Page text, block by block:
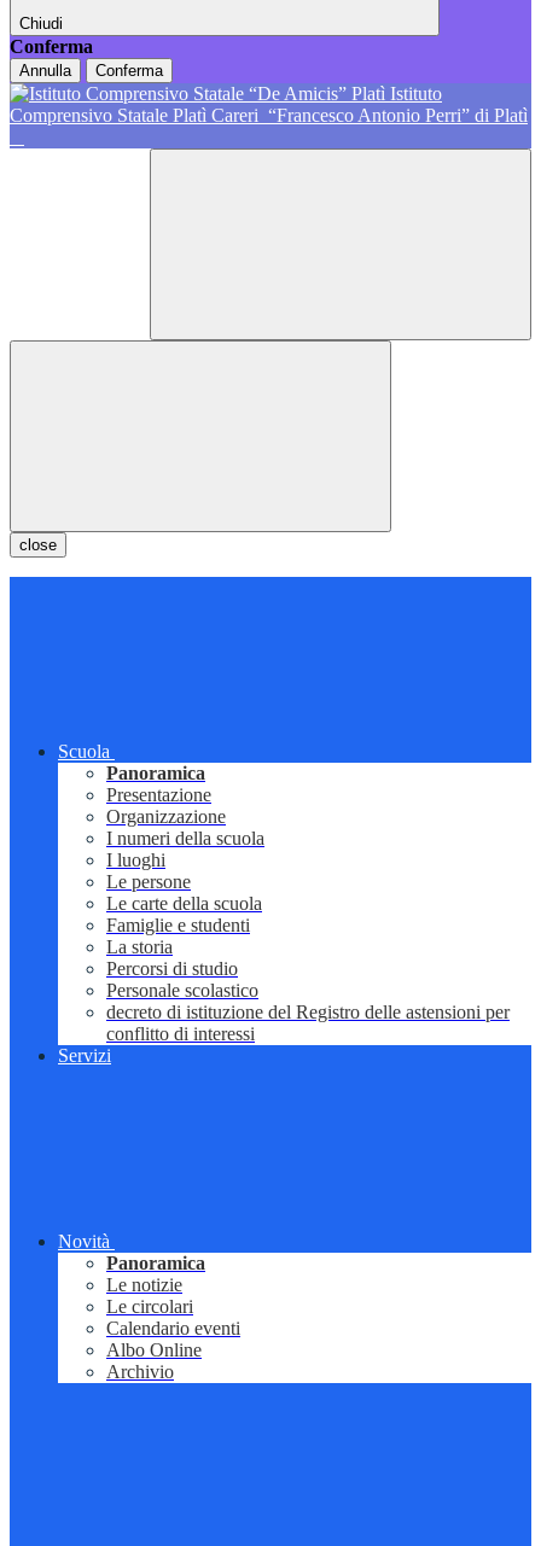
Chiudi
Conferma
Annulla Conferma
Istituto
Comprensivo Statale Platì Careri “Francesco Antonio Perri” di Platì
close
Scuola
Panoramica
Presentazione
Organizzazione
I numeri della scuola
I luoghi
Le persone
Le carte della scuola
Famiglie e studenti
La storia
Percorsi di studio
Personale scolastico
decreto di istituzione del Registro delle astensioni per
conflitto di interessi
Servizi
Novità
Panoramica
Le notizie
Le circolari
Calendario eventi
Albo Online
Archivio